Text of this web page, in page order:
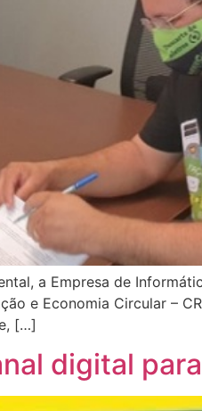
a Empresa de
e Economia Circular –
[…]
digital